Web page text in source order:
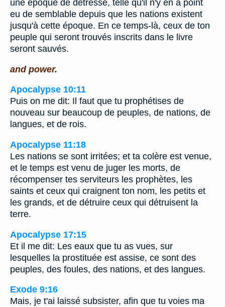
une époque de détresse, telle qu'il n'y en a point
eu de semblable depuis que les nations existent
jusqu'à cette époque. En ce temps-là, ceux de ton
peuple qui seront trouvés inscrits dans le livre
seront sauvés.
and power.
Apocalypse 10:11
Puis on me dit: Il faut que tu prophétises de
nouveau sur beaucoup de peuples, de nations, de
langues, et de rois.
Apocalypse 11:18
Les nations se sont irritées; et ta colère est venue,
et le temps est venu de juger les morts, de
récompenser tes serviteurs les prophètes, les
saints et ceux qui craignent ton nom, les petits et
les grands, et de détruire ceux qui détruisent la
terre.
Apocalypse 17:15
Et il me dit: Les eaux que tu as vues, sur
lesquelles la prostituée est assise, ce sont des
peuples, des foules, des nations, et des langues.
Exode 9:16
Mais, je t'ai laissé subsister, afin que tu voies ma